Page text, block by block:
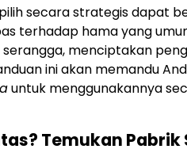
secara strategis dapat
terhadap hama yang
serangga, menciptakan
ini akan memandu
untuk menggunakannya
Temukan